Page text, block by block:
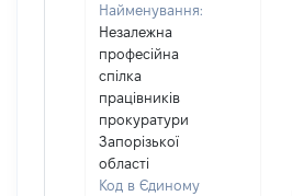
Найменування:
Незалежна
професійна
спілка
працівників
прокуратури
Запорізької
області
Код в Єдиному